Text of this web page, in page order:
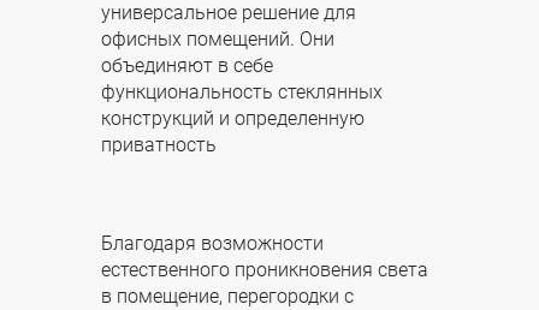
универсальное решение для
офисных помещений. Они
объединяют в себе
функциональность стеклянных
конструкций и определенную
приватность
Благодаря возможности
естественного проникновения света
в помещение, перегородки с